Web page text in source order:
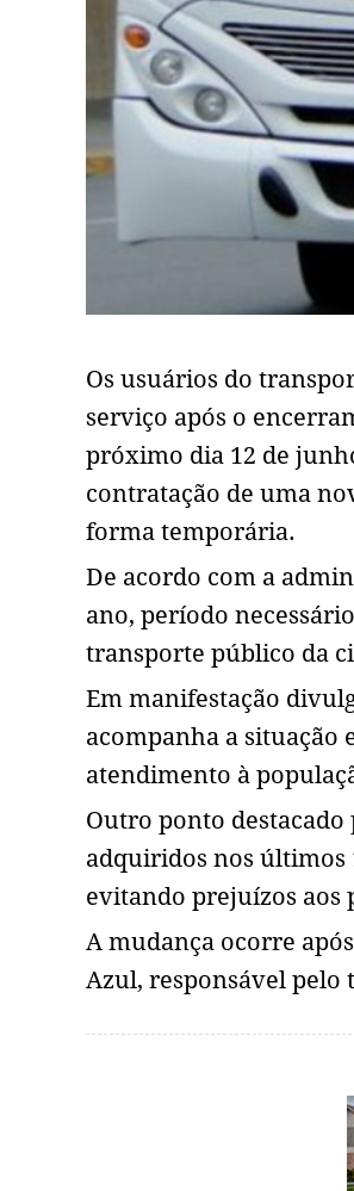
Os usuários do
serviço após o
próximo dia 12 de
contratação de uma
forma temporária.
De acordo com a
ano, período
transporte público da
Em manifestação
acompanha a situação
atendimento à
Outro ponto
adquiridos nos últimos
evitando prejuízos aos
A mudança ocorre
Azul, responsável pelo